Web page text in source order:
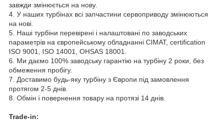
завжди змінюється на нову.
4. У наших турбінах всі запчастини сервоприводу змінюються
на нові.
5. Наші турбіни перевірені і налаштовані по заводських
параметрів на європейському обладнанні CIMAT, certification
ISO 9001, ISO 14001, OHSAS 18001.
6. Ми даємо 100% заводську гарантію на турбіну 2 роки, без
обмеження пробігу.
7. Доставимо будь-яку турбіну з Європи під замовлення
протягом 2-5 днів.
8. Обмін і повернення товару на протязі 14 днів.
Trade-in: